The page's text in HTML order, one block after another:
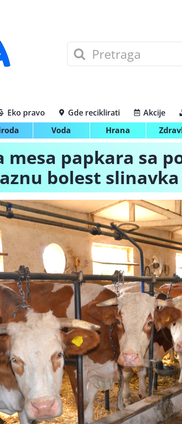
Search
for:
Voda Hrana
Eko pravo Gde reciklirati Akcije
mesa papkara sa
bolest